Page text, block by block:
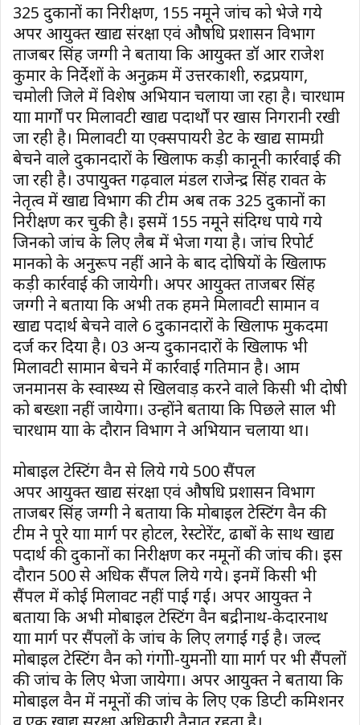
325 दुकानों का निरीक्षण, 155 नमूने जांच को भेजे गये
अपर आयुक्त खाद्य संरक्षा एवं औषधि प्रशासन विभाग
ताजबर सिंह जग्गी ने बताया कि आयुक्त डॉ आर राजेश
कुमार के निर्देशों के अनुक्रम में उत्तरकाशी, रुद्रप्रयाग,
चमोली जिले में विशेष अभियान चलाया जा रहा है। चारधाम
यात्रा मार्गों पर मिलावटी खाद्य पदार्थों पर खास निगरानी रखी
जा रही है। मिलावटी या एक्सपायरी डेट के खाद्य सामग्री
बेचने वाले दुकानदारों के खिलाफ कड़ी कानूनी कार्रवाई की
जा रही है। उपायुक्त गढ़वाल मंडल राजेन्द्र सिंह रावत के
नेतृत्व में खाद्य विभाग की टीम अब तक 325 दुकानों का
निरीक्षण कर चुकी है। इसमें 155 नमूने संदिग्ध पाये गये
जिनको जांच के लिए लैब में भेजा गया है। जांच रिपोर्ट
मानको के अनुरूप नहीं आने के बाद दोषियों के खिलाफ
कड़ी कार्रवाई की जायेगी। अपर आयुक्त ताजबर सिंह
जग्गी ने बताया कि अभी तक हमने मिलावटी सामान व
खाद्य पदार्थ बेचने वाले 6 दुकानदारों के खिलाफ मुकदमा
दर्ज कर दिया है। 03 अन्य दुकानदारों के खिलाफ भी
मिलावटी सामान बेचने में कार्रवाई गतिमान है। आम
जनमानस के स्वास्थ्य से खिलवाड़ करने वाले किसी भी दोषी
को बख्शा नहीं जायेगा। उन्होंने बताया कि पिछले साल भी
चारधाम यात्रा के दौरान विभाग ने अभियान चलाया था।
मोबाइल टेस्टिंग वैन से लिये गये 500 सैंपल
अपर आयुक्त खाद्य संरक्षा एवं औषधि प्रशासन विभाग
ताजबर सिंह जग्गी ने बताया कि मोबाइल टेस्टिंग वैन की
टीम ने पूरे यात्रा मार्ग पर होटल, रेस्टोरेंट, ढाबों के साथ खाद्य
पदार्थ की दुकानों का निरीक्षण कर नमूनों की जांच की। इस
दौरान 500 से अधिक सैंपल लिये गये। इनमें किसी भी
सैंपल में कोई मिलावट नहीं पाई गई। अपर आयुक्त ने
बताया कि अभी मोबाइल टेस्टिंग वैन बद्रीनाथ-केदारनाथ
यात्रा मार्ग पर सैंपलों के जांच के लिए लगाई गई है। जल्द
मोबाइल टेस्टिंग वैन को गंगोत्री-युमनोत्री यात्रा मार्ग पर भी सैंपलों
की जांच के लिए भेजा जायेगा। अपर आयुक्त ने बताया कि
मोबाइल वैन में नमूनों की जांच के लिए एक डिप्टी कमिशनर